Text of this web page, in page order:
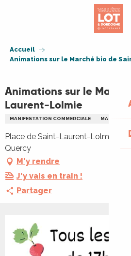
Accueil
Animations sur le Marché bio de
Animations sur le
Laurent-Lolmie
MANIFESTATION COMMERCIALE MARCHÉ
Place de Saint-Laurent-Lolmie,
Quercy
M'y rendre
J'y vais en train !
Partager